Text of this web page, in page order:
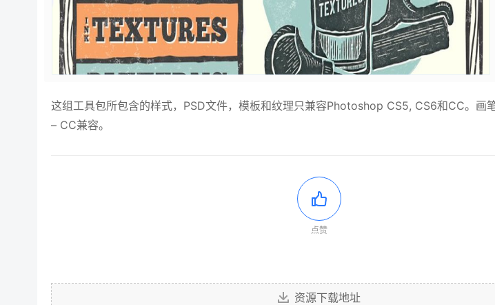
这组工具包所包含的样式，PSD文件，模板和纹理只兼容Photoshop CS5, CS6和CC。画
– CC兼容。
点赞
资源下载地址